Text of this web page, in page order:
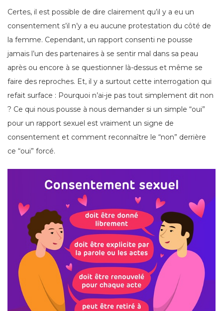
Certes, il est possible de dire clairement qu’il y a eu un
consentement s’il n’y a eu aucune protestation du côté de
la femme. Cependant, un rapport consenti ne pousse
jamais l’un des partenaires à se sentir mal dans sa peau
après ou encore à se questionner là-dessus et même se
faire des reproches. Et, il y a surtout cette interrogation qui
refait surface : Pourquoi n’ai-je pas tout simplement dit non
? Ce qui nous pousse à nous demander si un simple “oui”
pour un rapport sexuel est vraiment un signe de
consentement et comment reconnaître le “non” derrière
ce “oui” forcé.